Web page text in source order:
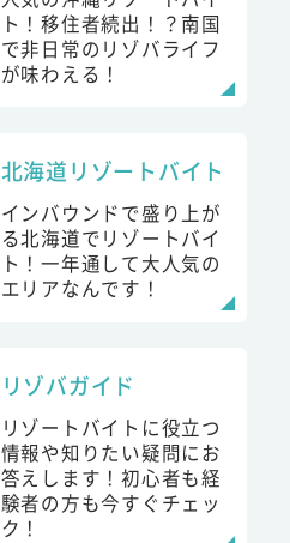
ト！移住者続出！？南国
で非日常のリゾバライフ
が味わえる！
北海道リゾートバイト
インバウンドで盛り上が
る北海道でリゾートバイ
ト！一年通して大人気の
エリアなんです！
リゾバガイド
リゾートバイトに役立つ
情報や知りたい疑問にお
答えします！初心者も経
験者の方も今すぐチェッ
ク！